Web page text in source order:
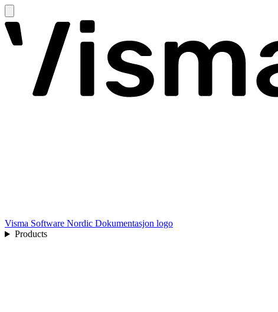
Visma Software Nordic Dokumentasjon logo
Products